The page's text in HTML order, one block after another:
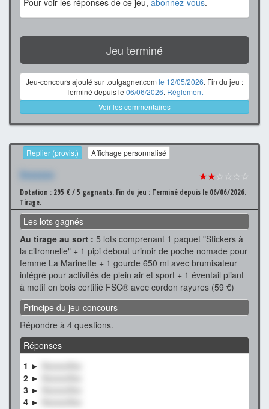
Jeu terminé
Jeu-concours ajouté sur toutgagner.com le 12/05/2026. Fin du jeu :
Terminé depuis le 06/06/2026. Règlement
Voir les commentaires
Replier (provis.) Affichage personnalisé
Xxxxxxx ★★☆☆☆☆
Dotation : 295 € / 5 gagnants. Fin du jeu : Terminé depuis le 06/06/2026.
Tirage.
Les lots gagnés
Au tirage au sort : 5 lots comprenant 1 paquet "Stickers à
la citronnelle" + 1 pipi debout urinoir de poche nomade pour
femme La Marinette + 1 gourde 650 ml avec brumisateur
intégré pour activités de plein air et sport + 1 éventail pliant
à motif en bois certifié FSC® avec cordon rayures (59 €)
Principe du jeu-concours
Répondre à 4 questions.
Réponses
1 ►
2 ►
3 ►
4 ►